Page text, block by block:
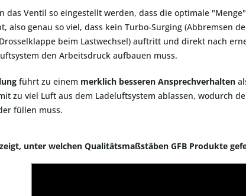
das Ventil so eingestellt werden, dass die optimale
also genau so viel, dass kein Turbo-Surging (Abbremsen
beim Lastwechsel) auftritt und direkt nach
den Arbeitsdruck aufbauen muss.
führt zu einem merklich besseren Ansprechverhalten
zu viel Luft aus dem Ladeluftsystem ablassen, wodurch
füllen muss.
unter welchen Qualitätsmaßstäben GFB Produkte